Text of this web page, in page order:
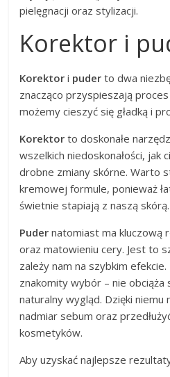
pielęgnacji oraz stylizacji.
Korektor i
Korektor i puder to dwa
znacząco przyspieszają proces
możemy cieszyć się gładką i
Korektor to doskonałe
wszelkich niedoskonałości, jak
drobne zmiany skórne. Warto
kremowej formule, ponieważ
świetnie stapiają z naszą skórą.
Puder natomiast ma kluczową
oraz matowieniu cery. Jest to
zależy nam na szybkim
znakomity wybór – nie obciąża
naturalny wygląd. Dzięki
nadmiar sebum oraz
kosmetyków.
Aby uzyskać najlepsze